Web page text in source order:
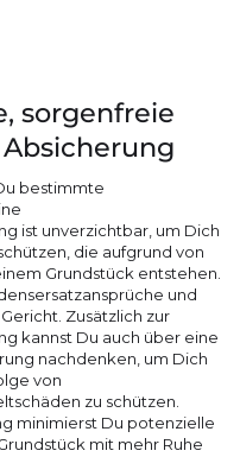
sorgenfreie
bestimmte
ist unverzichtbar, um Dich
die aufgrund von
Grundstück entstehen.
und
Zusätzlich zur
kannst Du auch über eine
nachdenken, um Dich
von
zu schützen.
minimierst Du potenzielle
mit mehr Ruhe